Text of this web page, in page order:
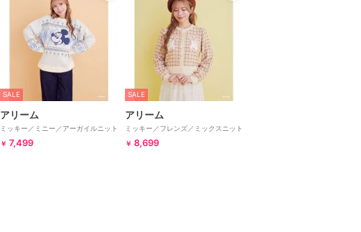
SALE
アリーム
ミッキー／ミニー／アーガイルニット
プルオーバー
￥ 7,499
SALE
アリーム
ミッキー／フレンズ／ミックスニット
カーディガン
￥ 8,699